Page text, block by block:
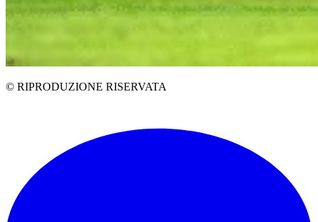
© RIPRODUZIONE RISERVATA